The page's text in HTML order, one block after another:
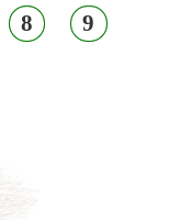
8 9